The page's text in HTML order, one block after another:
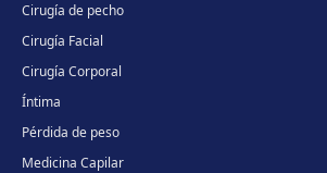
Cirugía de pecho
Cirugía Facial
Cirugía Corporal
Íntima
Pérdida de peso
Medicina Capilar